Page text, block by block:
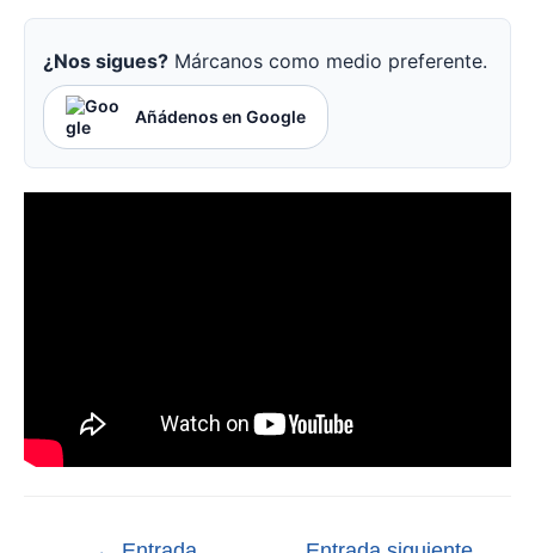
¿Nos sigues? Márcanos como medio preferente.
Añádenos en Google